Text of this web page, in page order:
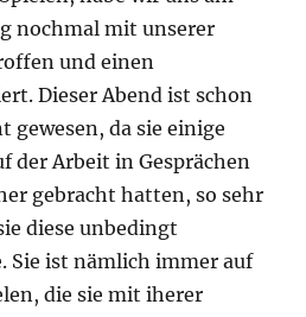
nochmal mit unserer
und einen
Dieser Abend ist schon
gewesen, da sie einige
der Arbeit in Gesprächen
gebracht hatten, so sehr
diese unbedingt
Sie ist nämlich immer auf
die sie mit iherer